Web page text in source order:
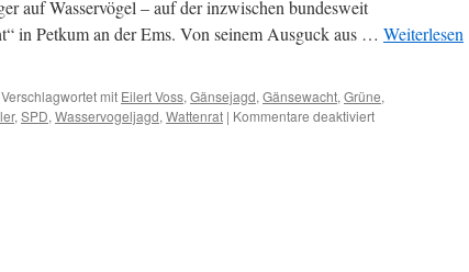
auf Wasservögel – auf der inzwischen bundesweit
in Petkum an der Ems. Von seinem Ausguck aus … Weiterlesen
Verschlagwortet mit Eilert Voss, Gänsejagd, Gänsewacht, Grüne,
, SPD, Wasservogeljagd, Wattenrat | Kommentare deaktiviertfür